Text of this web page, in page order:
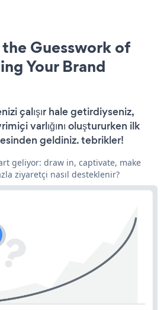
Guesswork of
Your Brand
çalışır hale getirdiyseniz,
varlığını oluştururken ilk
geldiniz. tebrikler!
geliyor: draw in, captivate, make
ziyaretçi nasıl desteklenir?